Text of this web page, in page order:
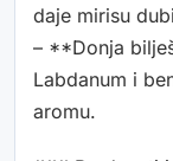
daje mirisu
– **Donja
Labdanum i
aromu.